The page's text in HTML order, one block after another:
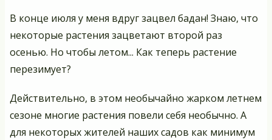
В конце июля у меня вдруг зацвел бадан! Знаю, что
некоторые растения зацветают второй раз
осенью. Но чтобы летом... Как теперь растение
перезимует?
Действительно, в этом необычайно жарком летнем
сезоне многие растения повели себя необычно. А
для некоторых жителей наших садов как минимум